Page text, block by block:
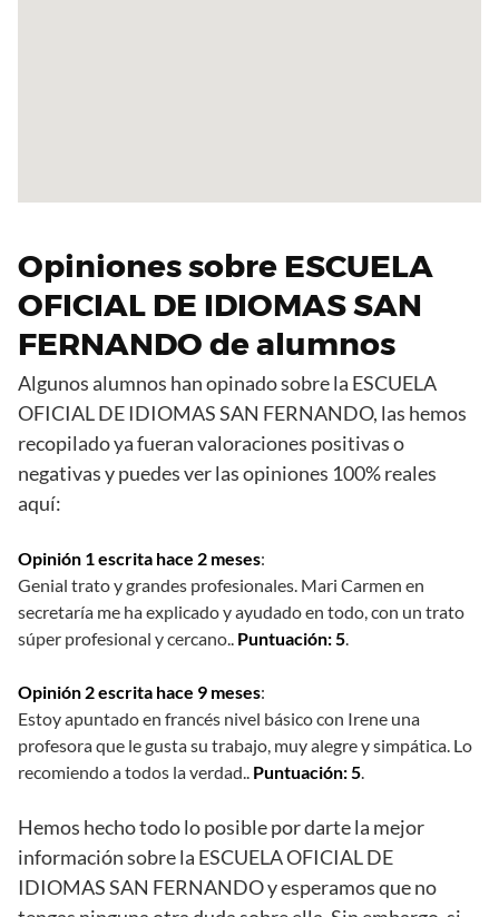
Opiniones sobre ESCUELA
OFICIAL DE IDIOMAS SAN
FERNANDO de alumnos
Algunos alumnos han opinado sobre la ESCUELA
OFICIAL DE IDIOMAS SAN FERNANDO, las hemos
recopilado ya fueran valoraciones positivas o
negativas y puedes ver las opiniones 100% reales
aquí:
Opinión 1 escrita hace 2 meses:
Genial trato y grandes profesionales. Mari Carmen en
secretaría me ha explicado y ayudado en todo, con un trato
súper profesional y cercano.. Puntuación: 5.
Opinión 2 escrita hace 9 meses:
Estoy apuntado en francés nivel básico con Irene una
profesora que le gusta su trabajo, muy alegre y simpática. Lo
recomiendo a todos la verdad.. Puntuación: 5.
Hemos hecho todo lo posible por darte la mejor
información sobre la ESCUELA OFICIAL DE
IDIOMAS SAN FERNANDO y esperamos que no